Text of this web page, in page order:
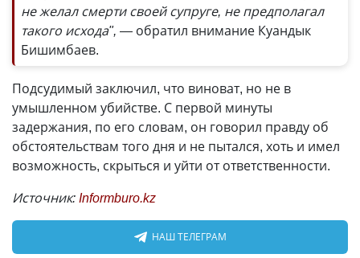
не желал смерти своей супруге, не предполагал
такого исхода", — обратил внимание Куандык
Бишимбаев.
Подсудимый заключил, что виноват, но не в
умышленном убийстве. С первой минуты
задержания, по его словам, он говорил правду об
обстоятельствам того дня и не пытался, хоть и имел
возможность, скрыться и уйти от ответственности.
Источник:Informburo.kz
НАШ ТЕЛЕГРАМ